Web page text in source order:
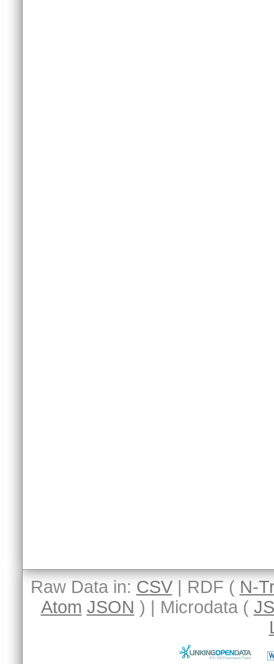
Raw Data in: CSV| RDF ( N-
Atom JSON ) | Microdata (